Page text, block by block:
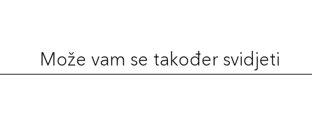
Može vam se također svidjeti